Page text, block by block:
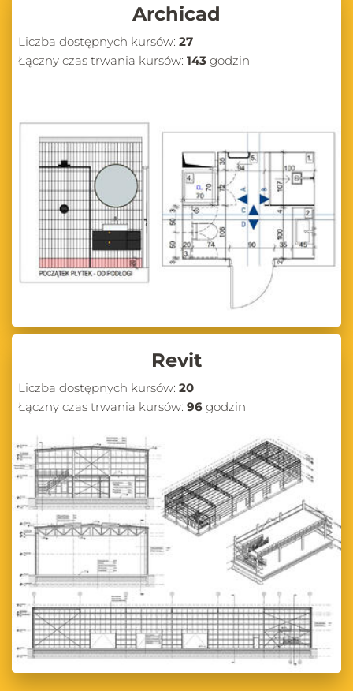
Archicad
Liczba dostępnych kursów: 27
Łączny czas trwania kursów: 143 godzin
Revit
Liczba dostępnych kursów: 20
Łączny czas trwania kursów: 96 godzin